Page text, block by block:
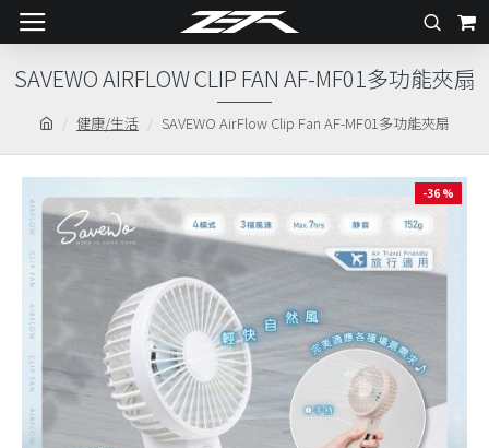
健康/生活 SAVEWO AirFlow Clip Fan AF-MF01多功能夾扇
SAVEWO AIRFLOW CLIP FAN AF-MF01多功能夾扇
-36 %